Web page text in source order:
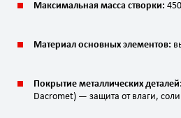
Максимальная масса створки:
Материал основных элементов:
Покрытие металлических деталей:
Dacromet) — защита от влаги,